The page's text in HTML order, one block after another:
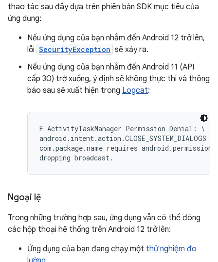
thao tác sau đây dựa trên phiên bản SDK mục tiêu của
ứng dụng:
Nếu ứng dụng của bạn nhắm đến Android 12 trở lên,
lỗi SecurityException sẽ xảy ra.
Nếu ứng dụng của bạn nhắm đến Android 11 (API
cấp 30) trở xuống, ý định sẽ không thực thi và thông
báo sau sẽ xuất hiện trong Logcat:
E ActivityTaskManager Permission Denial: \
android.intent.action.CLOSE_SYSTEM_DIALOGS
com.package.name requires
Ngoại lệ
Trong những trường hợp sau, ứng dụng vẫn có thể đóng
các hộp thoại hệ thống trên Android 12 trở lên:
Ứng dụng của bạn đang chạy một thử nghiệm đo